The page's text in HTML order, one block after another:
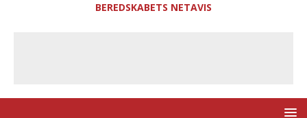
BEREDSKABETS NETAVIS